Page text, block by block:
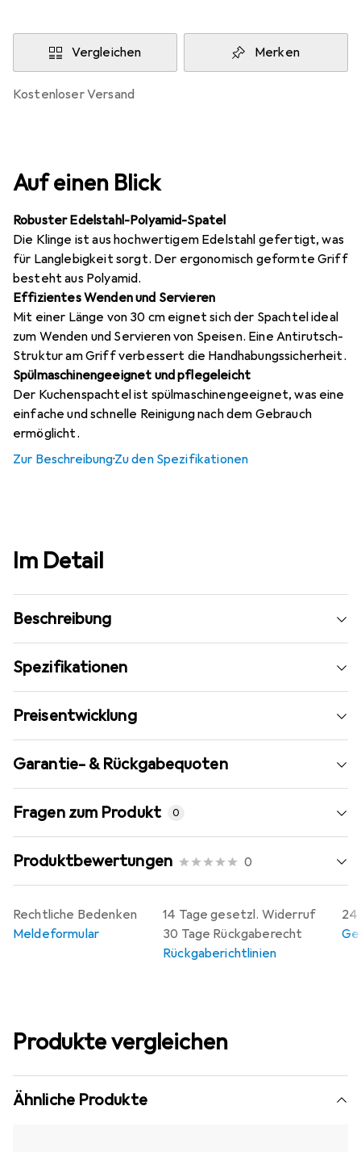
Vergleichen Merken
kostenloser Versand
Auf einen Blick
Robuster Edelstahl-Polyamid-Spatel
Die Klinge ist aus hochwertigem Edelstahl gefertigt, was
für Langlebigkeit sorgt. Der ergonomisch geformte Griff
besteht aus Polyamid.
Effizientes Wenden und Servieren
Mit einer Länge von 30 cm eignet sich der Spachtel ideal
zum Wenden und Servieren von Speisen. Eine Antirutsch-
Struktur am Griff verbessert die Handhabungssicherheit.
Spülmaschinengeeignet und pflegeleicht
Der Kuchenspachtel ist spülmaschinengeeignet, was eine
einfache und schnelle Reinigung nach dem Gebrauch
ermöglicht.
Zur Beschreibung·Zu den Spezifikationen
Im Detail
Beschreibung
Spezifikationen
Preisentwicklung
Garantie- & Rückgabequoten
Fragen zum Produkt 0
Produktbewertungen 0
14 Tage gesetzl. Widerruf
30 Tage Rückgaberecht
Rückgaberichtlinien
24
Rechtliche Bedenken
Meldeformular
Produkte vergleichen
Ähnliche Produkte